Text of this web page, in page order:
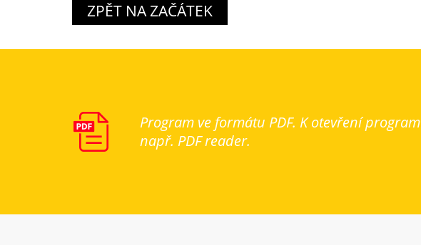
ZPĚT NA ZAČÁTEK
Program ve formátu PDF. K otevření
např. PDF reader.